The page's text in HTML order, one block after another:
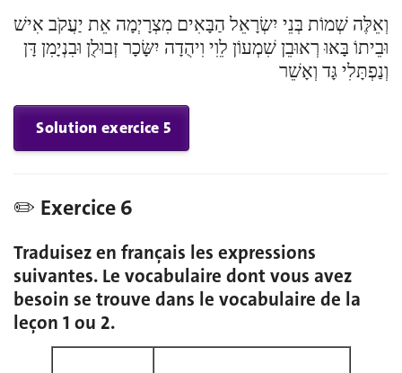
וְאֵלֶּה שְׁמוֹת בְּנֵי יִשְׂרָאֵל הַבָּאִים מִצְרָיְמָה אֵת יַעֲקֹב אִישׁ
וּבֵיתוֹ בָּאוּ רְאוּבֵן שִׁמְעוֹן לֵוִי וִיהֻדָה יִשָּׂכָר זְבוּלֻן וּבִנְיָמִן דָּן
וְנַפְתָּלִי גָּד וְאָשֵׁר
Solution exercice 5
✏️ Exercice 6
Traduisez en français les expressions
suivantes. Le vocabulaire dont vous avez
besoin se trouve dans le vocabulaire de la
leçon 1 ou 2.